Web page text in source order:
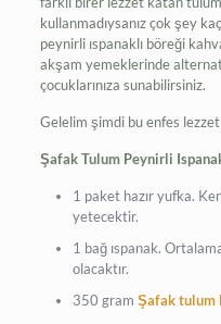
kullanmadıysanız çok şey
peynirli ıspanaklı böreği
akşam yemeklerinde
çocuklarınıza sunabilirsiniz.
Gelelim şimdi bu enfes
Şafak Tulum Peynirli
1 paket hazır yufka.
yetecektir.
1 bağ ıspanak.
olacaktır.
350 gram Şafak tulum